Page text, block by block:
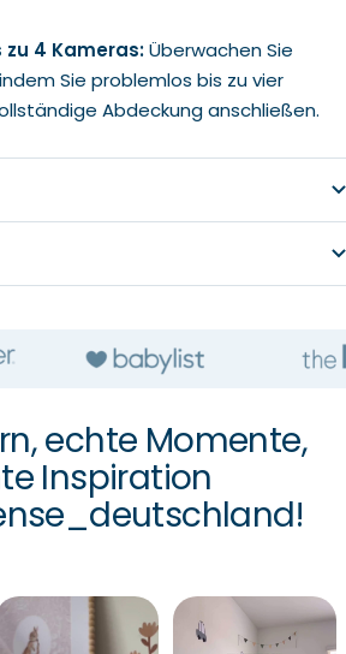
4 Kameras:Überwachen Sie
Sie problemlos bis zu vier
Abdeckung anschließen.
echte Momente,
Inspiration